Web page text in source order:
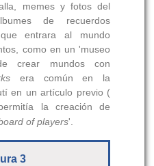
memes y fotos del
de recuerdos
entrara al mundo
como en un 'museo
crear mundos con
era común en la
en un artículo previo (
la creación de
of players'.
3